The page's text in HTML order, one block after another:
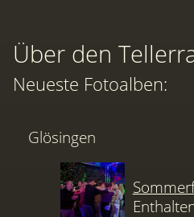
Über den
Neueste Fotoalben:
Glösingen